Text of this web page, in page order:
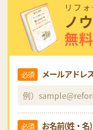
リフ
ノ
無料
必須 メールアドレ
必須 お名前(姓・名)